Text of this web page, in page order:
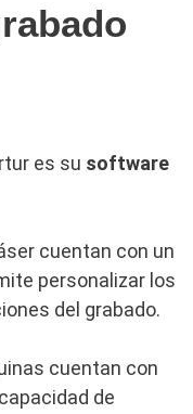
es su software
cuentan con un
personalizar los
del grabado.
cuentan con
de